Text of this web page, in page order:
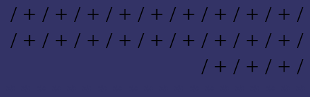
/ + / + / + / + / + / + / + / + / +
/ + / + / + / + / + / + / + / + / +
/ + / + / +